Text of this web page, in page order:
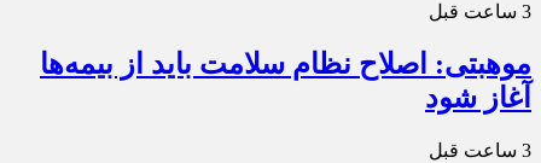
3 ساعت قبل
موهبتی: اصلاح نظام سلامت باید از بیمه‌ها
آغاز شود
3 ساعت قبل